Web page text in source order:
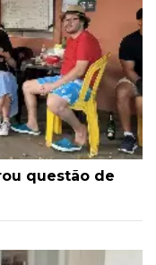
questão de